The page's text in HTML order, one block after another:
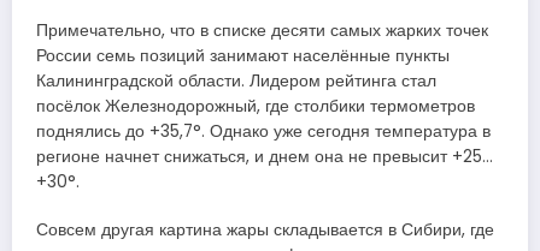
Примечательно, что в списке десяти самых жарких точек
России семь позиций занимают населённые пункты
Калининградской области. Лидером рейтинга стал
посёлок Железнодорожный, где столбики термометров
поднялись до +35,7°. Однако уже сегодня температура в
регионе начнет снижаться, и днем она не превысит +25…
+30°.
Совсем другая картина жары складывается в Сибири, где